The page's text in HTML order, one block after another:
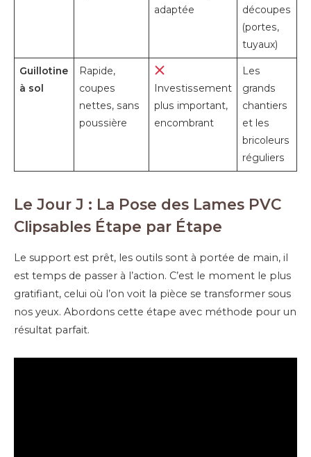
adaptée
découpes
(portes,
tuyaux)
Guillotine
à sol
Rapide,
coupes
nettes, sans
poussière
Investissement
plus important,
encombrant
Les
grands
chantiers
et les
bricoleurs
réguliers
Le Jour J : La Pose des Lames PVC
Clipsables Étape par Étape
Le support est prêt, les outils sont à portée de main, il
est temps de passer à l’action. C’est le moment le plus
gratifiant, celui où l’on voit la pièce se transformer sous
nos yeux. Abordons cette étape avec méthode pour un
résultat parfait.